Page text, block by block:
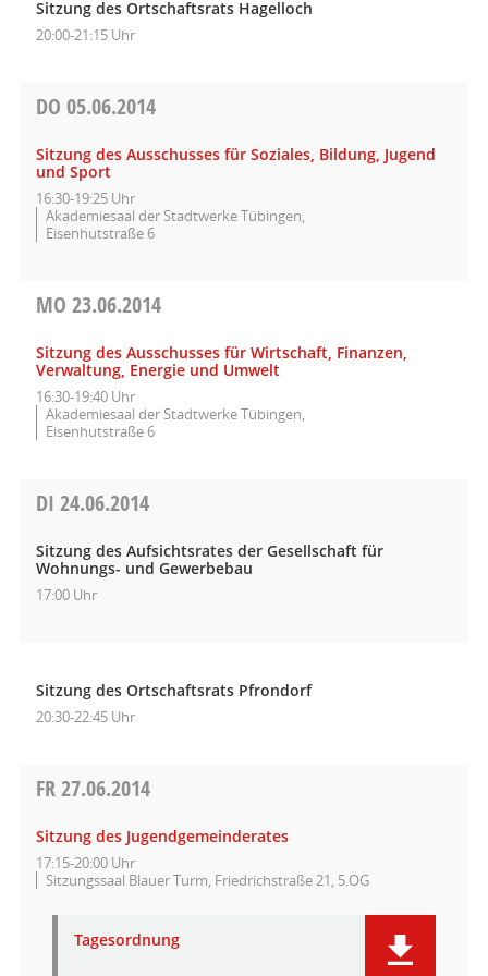
Sitzung des Ortschaftsrats Hagelloch
20:00-21:15 Uhr
DO 05.06.2014
Sitzung des Ausschusses für Soziales, Bildung, Jugend
und Sport
16:30-19:25 Uhr
Akademiesaal der Stadtwerke Tübingen,
Eisenhutstraße 6
MO 23.06.2014
Sitzung des Ausschusses für Wirtschaft, Finanzen,
Verwaltung, Energie und Umwelt
16:30-19:40 Uhr
Akademiesaal der Stadtwerke Tübingen,
Eisenhutstraße 6
DI 24.06.2014
Sitzung des Aufsichtsrates der Gesellschaft für
Wohnungs- und Gewerbebau
17:00 Uhr
Sitzung des Ortschaftsrats Pfrondorf
20:30-22:45 Uhr
FR27.06.2014
Sitzung des Jugendgemeinderates
17:15-20:00 Uhr
Sitzungssaal Blauer Turm, Friedrichstraße 21, 5.OG
Tagesordnung